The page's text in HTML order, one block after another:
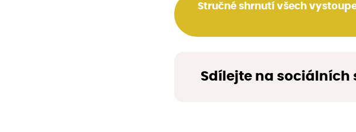
Stručné shrnutí všech
Sdílejte na sociálních